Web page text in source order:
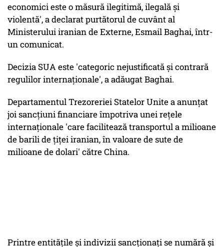
economici este o măsură ilegitimă, ilegală şi
violentă', a declarat purtătorul de cuvânt al
Ministerului iranian de Externe, Esmail Baghai, într-
un comunicat.
Decizia SUA este 'categoric nejustificată şi contrară
regulilor internaţionale', a adăugat Baghai.
Departamentul Trezoreriei Statelor Unite a anunţat
joi sancţiuni financiare împotriva unei reţele
internaţionale 'care facilitează transportul a milioane
de barili de ţiţei iranian, în valoare de sute de
milioane de dolari' către China.
Printre entităţile şi indivizii sancţionaţi se numără şi